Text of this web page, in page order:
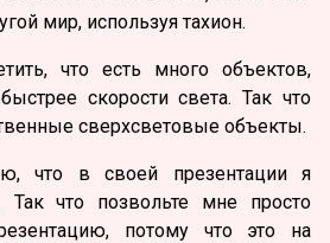
мир, используя тахион.
что есть много объектов,
скорости света. Так что
сверхсветовые объекты.
что в своей презентации я
Так что позвольте мне просто
потому что это на